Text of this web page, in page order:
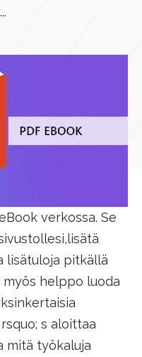
verkossa. Se
lisätuloja pitkällä
myös helppo luoda
s aloittaa
mitä työkaluja